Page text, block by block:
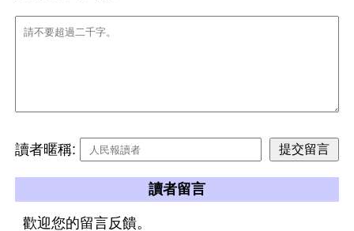
讀者暱稱:
讀者留言
歡迎您的留言反饋。